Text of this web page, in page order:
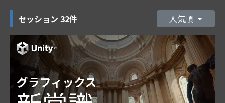
セッション 32件 人気順